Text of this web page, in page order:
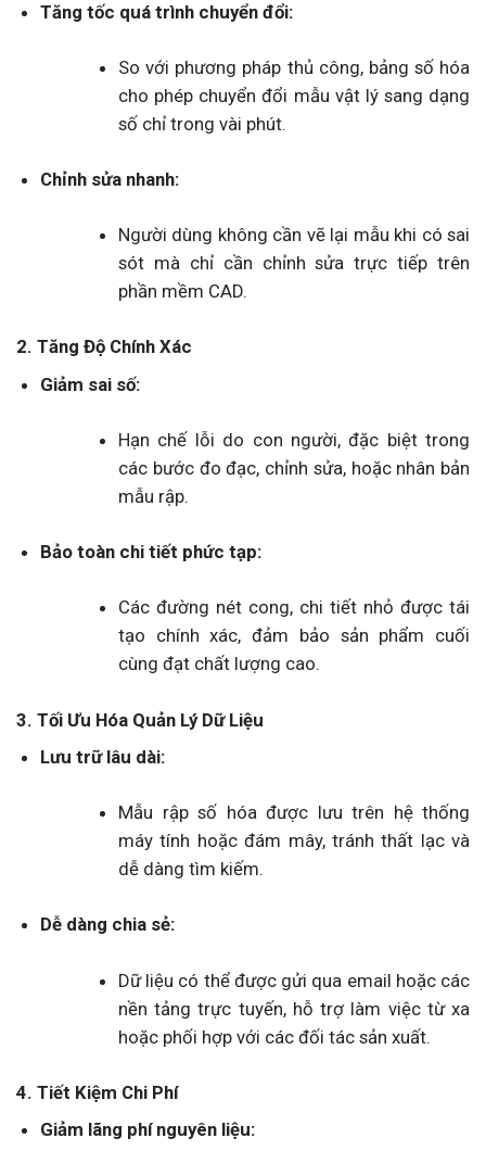
Tăng tốc quá trình chuyển đổi:
So với phương pháp thủ công, bảng số hóa
cho phép chuyển đổi mẫu vật lý sang dạng
số chỉ trong vài phút.
Chỉnh sửa nhanh:
Người dùng không cần vẽ lại mẫu khi có sai
sót mà chỉ cần chỉnh sửa trực tiếp trên
phần mềm CAD.
2. Tăng Độ Chính Xác
Giảm sai số:
Hạn chế lỗi do con người, đặc biệt trong
các bước đo đạc, chỉnh sửa, hoặc nhân bản
mẫu rập.
Bảo toàn chi tiết phức tạp:
Các đường nét cong, chi tiết nhỏ được tái
tạo chính xác, đảm bảo sản phẩm cuối
cùng đạt chất lượng cao.
3. Tối Ưu Hóa Quản Lý Dữ Liệu
Lưu trữ lâu dài:
Mẫu rập số hóa được lưu trên hệ thống
máy tính hoặc đám mây, tránh thất lạc và
dễ dàng tìm kiếm.
Dễ dàng chia sẻ:
Dữ liệu có thể được gửi qua email hoặc các
nền tảng trực tuyến, hỗ trợ làm việc từ xa
hoặc phối hợp với các đối tác sản xuất.
4. Tiết Kiệm Chi Phí
Giảm lãng phí nguyên liệu: